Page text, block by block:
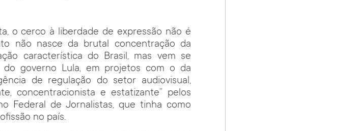
o cerco à liberdade de expressão não é
não nasce da brutal concentração da
característica do Brasil, mas vem se
do governo Lula, em projetos com o da
de regulação do setor audiovisual,
concentracionista e estatizante” pelos
Federal de Jornalistas, que tinha como
no país.